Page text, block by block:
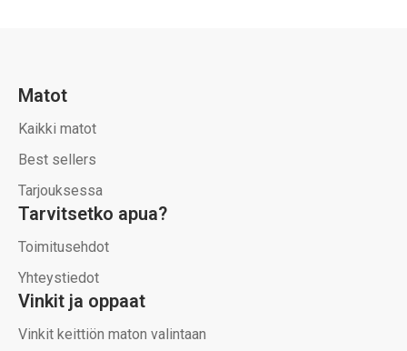
Matot
Kaikki matot
Best sellers
Tarjouksessa
Tarvitsetko apua?
Toimitusehdot
Yhteystiedot
Vinkit ja oppaat
Vinkit keittiön maton valintaan